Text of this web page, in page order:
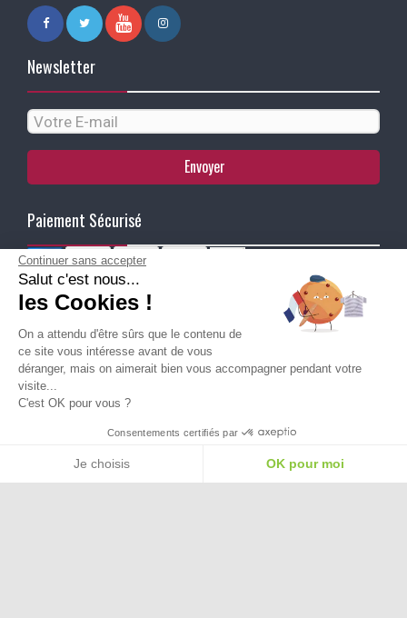
Besoin d'aide pour choisir une
taille ou une pointure ?
Newsletter
Envoyer
Paiement Sécurisé
Ma Livraison
Continuer sans accepter
Salut c'est nous...
les Cookies !
On a attendu d'être sûrs que le contenu de
ce site vous intéresse avant de vous
déranger, mais on aimerait bien vous accompagner pendant votre
visite...
C'est OK pour vous ?
Consentements certifiés par
Je choisis OK pour moi